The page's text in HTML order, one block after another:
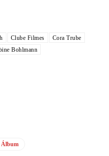
Clube Filmes
Cora Trube
Bohlmann
Álbum